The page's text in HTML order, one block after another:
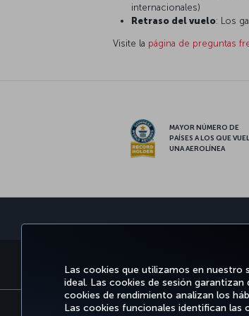
Las cookies que utilizamos en nuestro
ideal. Las cookies de sesión
cookies de rendimiento analizan los
Las cookies funcionales identifican las
internacionales)
Retraso del vuelo: Los
Visite la página de preguntas
MAYOR NÚMERO DE
PAÍSES A LOS QUE
UNA AEROLÍNEA
RESERVE Y GESTIONE